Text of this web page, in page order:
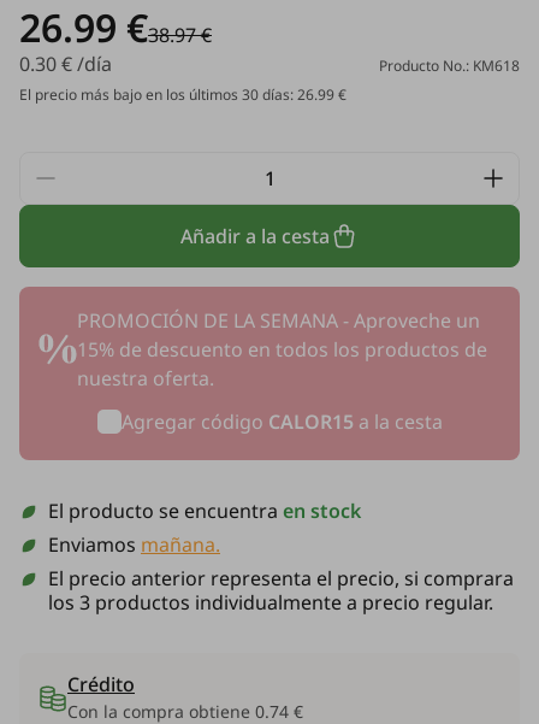
26.99 €38.97 €
0.30 € /día
Producto No.: KM618
El precio más bajo en los últimos 30 días: 26.99 €
Añadir a la cesta
PROMOCIÓN DE LA SEMANA - Aproveche un
15% de descuento en todos los productos de
nuestra oferta.
Agregar código CALOR15 a la cesta
El producto se encuentra en stock
Enviamos mañana.
El precio anterior representa el precio, si comprara
los 3 productos individualmente a precio regular.
Crédito
Con la compra obtiene 0.74 €